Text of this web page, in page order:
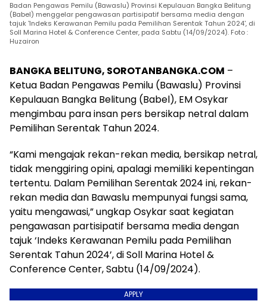
Badan Pengawas Pemilu (Bawaslu) Provinsi Kepulauan Bangka Belitung
(Babel) menggelar pengawasan partisipatif bersama media dengan
tajuk 'Indeks Kerawanan Pemilu pada Pemilihan Serentak Tahun 2024', di
Soll Marina Hotel & Conference Center, pada Sabtu (14/09/2024). Foto :
Huzairon
BANGKA BELITUNG, SOROTANBANGKA.COM –
Ketua Badan Pengawas Pemilu (Bawaslu) Provinsi
Kepulauan Bangka Belitung (Babel), EM Osykar
mengimbau para insan pers bersikap netral dalam
Pemilihan Serentak Tahun 2024.
“Kami mengajak rekan-rekan media, bersikap netral,
tidak menggiring opini, apalagi memiliki kepentingan
tertentu. Dalam Pemilihan Serentak 2024 ini, rekan-
rekan media dan Bawaslu mempunyai fungsi sama,
yaitu mengawasi,” ungkap Osykar saat kegiatan
pengawasan partisipatif bersama media dengan
tajuk ‘Indeks Kerawanan Pemilu pada Pemilihan
Serentak Tahun 2024’, di Soll Marina Hotel &
Conference Center, Sabtu (14/09/2024).
APPLY